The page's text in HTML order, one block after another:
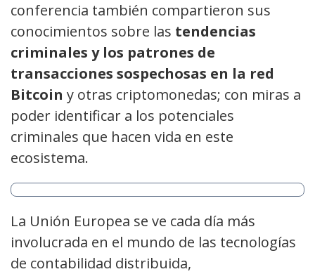
conferencia también compartieron sus
conocimientos sobre las tendencias
criminales y los patrones de
transacciones sospechosas en la red
Bitcoin y otras criptomonedas; con miras a
poder identificar a los potenciales
criminales que hacen vida en este
ecosistema.
La Unión Europea se ve cada día más
involucrada en el mundo de las tecnologías
de contabilidad distribuida,